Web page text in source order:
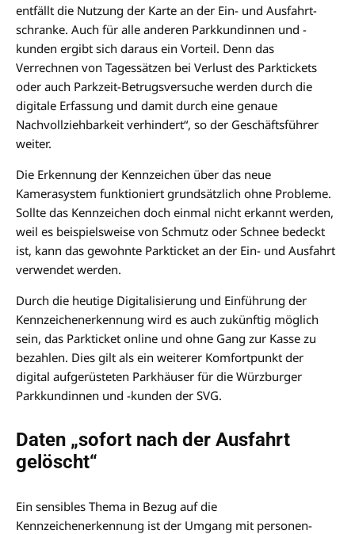
entfällt die Nutzung der Karte an der Ein- und Ausfahrt­
schranke. Auch für alle anderen Parkkundinnen und -
kunden ergibt sich daraus ein Vorteil. Denn das
Verrechnen von Tagessätzen bei Verlust des Parktickets
oder auch Parkzeit-Betrugsversuche werden durch die
digitale Erfassung und damit durch eine genaue
Nachvollziehbarkeit verhindert“, so der Geschäftsführer
weiter.
Die Erkennung der Kennzeichen über das neue
Kamerasystem funktioniert grundsätzlich ohne Probleme.
Sollte das Kennzeichen doch einmal nicht erkannt werden,
weil es beispielsweise von Schmutz oder Schnee bedeckt
ist, kann das gewohnte Parkticket an der Ein- und Ausfahrt
verwendet werden.
Durch die heutige Digitalisierung und Einführung der
Kennzeichenerkennung wird es auch zukünftig möglich
sein, das Parkticket online und ohne Gang zur Kasse zu
bezahlen. Dies gilt als ein weiterer Komfortpunkt der
digital aufgerüsteten Parkhäuser für die Würzburger
Parkkundinnen und -kunden der SVG.
Daten „sofort nach der Ausfahrt
gelöscht“
Ein sensibles Thema in Bezug auf die
Kennzeichenerkennung ist der Umgang mit personen­